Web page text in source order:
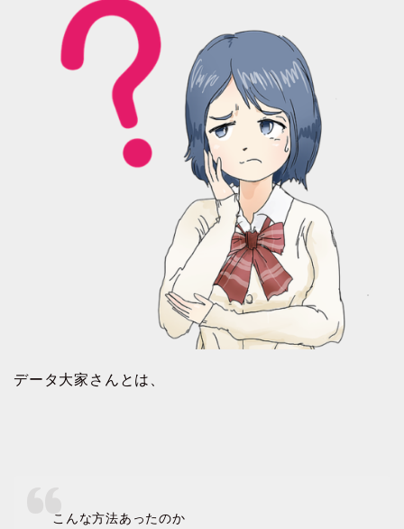
データ大家さんとは、
こんな方法あったのか